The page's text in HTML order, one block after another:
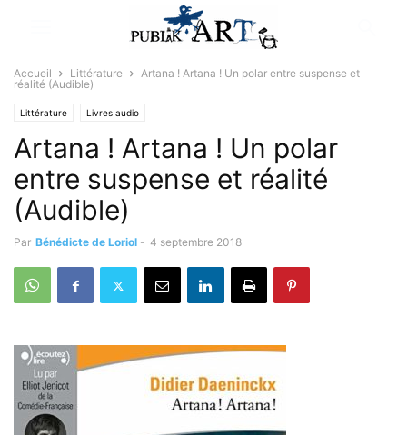
Accueil Littérature
Artana ! Artana ! Un polar entre suspense et
réalité (Audible)
Littérature Livres audio
Artana ! Artana ! Un polar
entre suspense et réalité
(Audible)
Par Bénédicte de Loriol - 4 septembre 2018